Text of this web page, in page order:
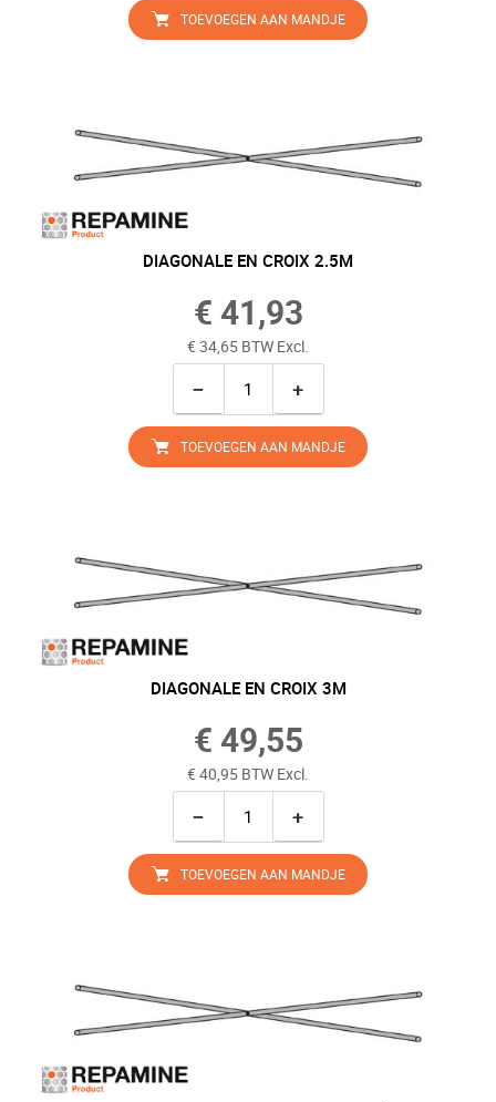
TOEVOEGEN AAN MANDJE
DIAGONALE EN CROIX 2.5M
€ 41,93
€ 34,65 BTW Excl.
− +
TOEVOEGEN AAN MANDJE
DIAGONALE EN CROIX 3M
€ 49,55
€ 40,95 BTW Excl.
− +
TOEVOEGEN AAN MANDJE